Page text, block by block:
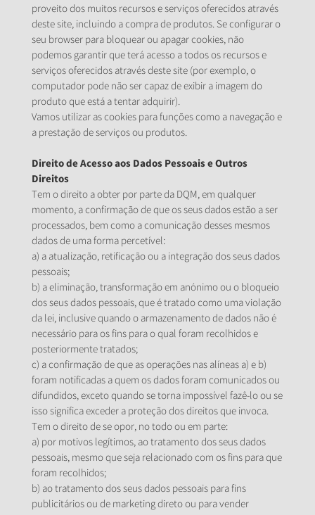
proveito dos muitos recursos e serviços oferecidos através
deste site, incluindo a compra de produtos. Se configurar o
seu browser para bloquear ou apagar cookies, não
podemos garantir que terá acesso a todos os recursos e
serviços oferecidos através deste site (por exemplo, o
computador pode não ser capaz de exibir a imagem do
produto que está a tentar adquirir).
Vamos utilizar as cookies para funções como a navegação e
a prestação de serviços ou produtos.
Direito de Acesso aos Dados Pessoais e Outros
Direitos
Tem o direito a obter por parte da DQM, em qualquer
momento, a confirmação de que os seus dados estão a ser
processados, bem como a comunicação desses mesmos
dados de uma forma percetível:
a) a atualização, retificação ou a integração dos seus dados
pessoais;
b) a eliminação, transformação em anónimo ou o bloqueio
dos seus dados pessoais, que é tratado como uma violação
da lei, inclusive quando o armazenamento de dados não é
necessário para os fins para o qual foram recolhidos e
posteriormente tratados;
c) a confirmação de que as operações nas alíneas a) e b)
foram notificadas a quem os dados foram comunicados ou
difundidos, exceto quando se torna impossível fazê-lo ou se
isso significa exceder a proteção dos direitos que invoca.
Tem o direito de se opor, no todo ou em parte:
a) por motivos legítimos, ao tratamento dos seus dados
pessoais, mesmo que seja relacionado com os fins para que
foram recolhidos;
b) ao tratamento dos seus dados pessoais para fins
publicitários ou de marketing direto ou para vender